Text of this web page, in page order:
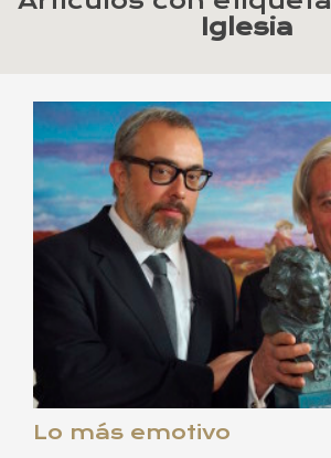
Iglesia
Lo más emotivo